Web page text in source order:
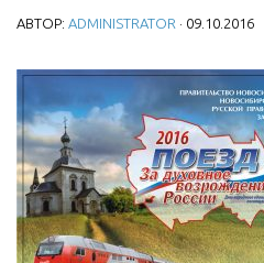
Учреждения культуры
МБУ Дом культуры
МБУ Дом культуры «Октябрь»
МБОУ ДО «Детская школа
МБОУ ДО «Детская
МБУК «Искитимский
музей»
АВТОР: ADMINISTRATOR · 09.10.2016